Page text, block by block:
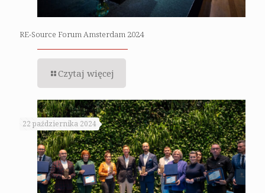
RE-Source Forum Amsterdam 2024
Czytaj więcej
22 października 2024